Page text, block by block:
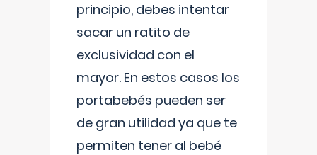
principio, debes intentar
sacar un ratito de
exclusividad con el
mayor. En estos casos los
portabebés pueden ser
de gran utilidad ya que te
permiten tener al bebé